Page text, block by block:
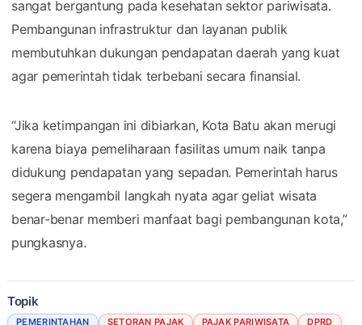
sangat bergantung pada kesehatan sektor pariwisata.
Pembangunan infrastruktur dan layanan publik
membutuhkan dukungan pendapatan daerah yang kuat
agar pemerintah tidak terbebani secara finansial.
“Jika ketimpangan ini dibiarkan, Kota Batu akan merugi
karena biaya pemeliharaan fasilitas umum naik tanpa
didukung pendapatan yang sepadan. Pemerintah harus
segera mengambil langkah nyata agar geliat wisata
benar-benar memberi manfaat bagi pembangunan kota,”
pungkasnya.
Topik
PEMERINTAHAN SETORAN PAJAK PAJAK PARIWISATA DPRD